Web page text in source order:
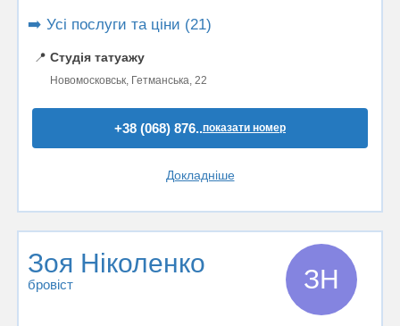
➡️ Усі послуги та ціни (21)
📍 Студія татуажу
Новомосковськ, Гетманська, 22
+38 (068) 876..показати номер
Докладніше
Зоя Ніколенко
бровіст ЗН